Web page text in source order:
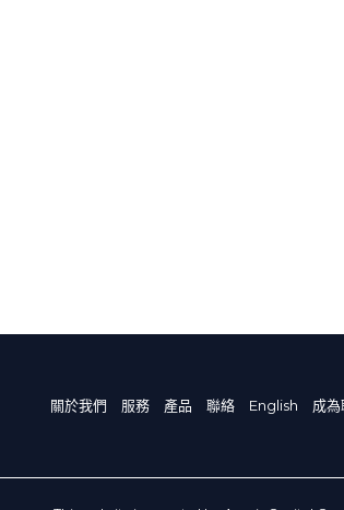
關於我們 服務 產品 聯絡 English 成